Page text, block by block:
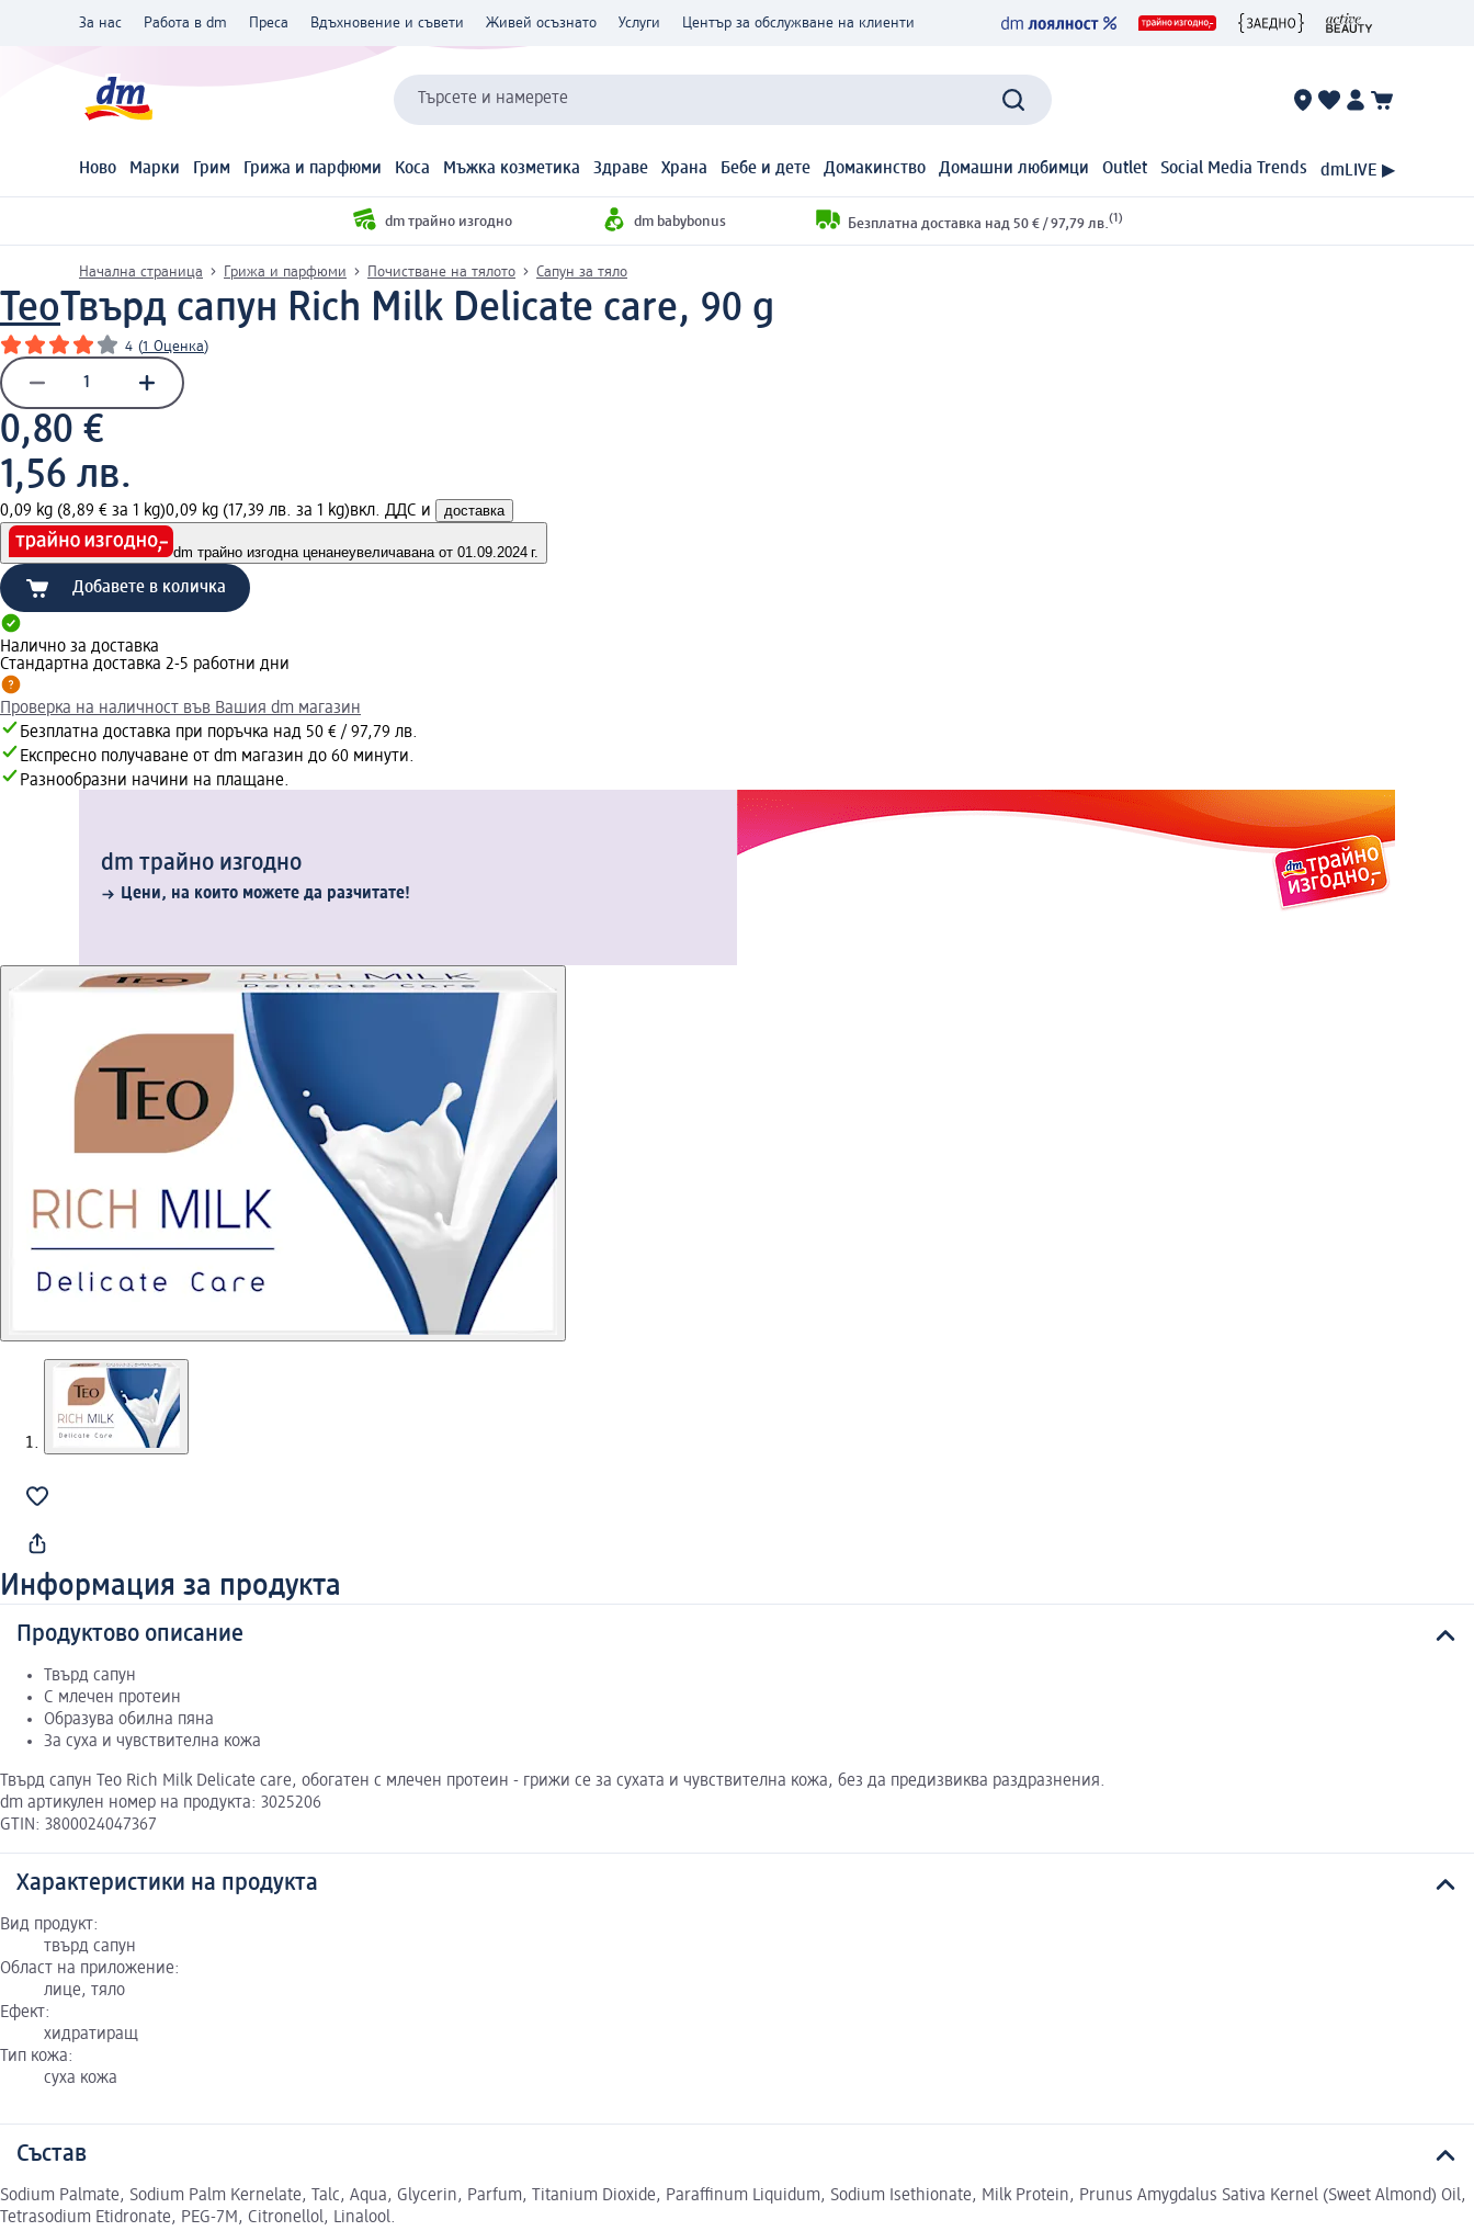
За нас Работа в dm Преса Вдъхновение и съвети Живей осъзнато Услуги Център за обслужване на клиенти
Търсете и намерете
Ново Марки Грим Грижа и парфюми Коса Мъжка козметика Здраве Храна Бебе и дете Домакинство Домашни любимци Outlet Social Media Trends dmLIVE ▶
dm трайно изгодно dm babybonus Безплатна доставка над 50 € / 97,79 лв. (1)
Начална страница Грижа и парфюми Почистване на тялото Сапун за тяло
TeoТвърд сапун Rich Milk Delicate care, 90 g
4 (1 Оценка)
0,80 €
1,56 лв.
0,09 kg (8,89 € за 1 kg)0,09 kg (17,39 лв. за 1 kg)вкл. ДДС и доставка
dm трайно изгодна ценанеувеличавана от 01.09.2024 г.
Добавете в количка
Налично за доставка
Стандартна доставка 2-5 работни дни
Проверка на наличност във Вашия dm магазин
Безплатна доставка при поръчка над 50 € / 97,79 лв.
Експресно получаване от dm магазин до 60 минути.
Разнообразни начини на плащане.
dm трайно изгодно
Цени, на които можете да разчитате!
Информация за продукта
Продуктово описание
Твърд сапун
С млечен протеин
Образува обилна пяна
За суха и чувствителна кожа
Твърд сапун Teo Rich Milk Delicate care, обогатен с млечен протеин - грижи се за сухата и чувствителна кожа, без да предизвиква раздразнения.
dm артикулен номер на продукта: 3025206
GTIN: 3800024047367
Характеристики на продукта
Вид продукт:
твърд сапун
Област на приложение:
лице, тяло
Ефект:
хидратиращ
Тип кожа:
суха кожа
Състав
Sodium Palmate, Sodium Palm Kernelate, Talc, Aqua, Glycerin, Parfum, Titanium Dioxide, Paraffinum Liquidum, Sodium Isethionate, Milk Protein, Prunus Amygdalus Sativa Kernel (Sweet Almond) Oil,
Tetrasodium Etidronate, PEG-7M, Citronellol, Linalool.